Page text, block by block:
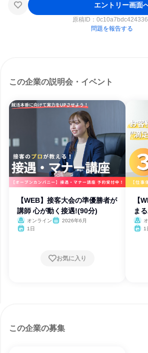
エントリー画面
原稿ID：
問題を報告する
この企業の説明会・イベント
【WEB】接客大会の準優勝者が
講師 心が動く接遇!(90分)
オンライン
2026年6月
1日
お気に入り
【
ま
1
この企業の募集